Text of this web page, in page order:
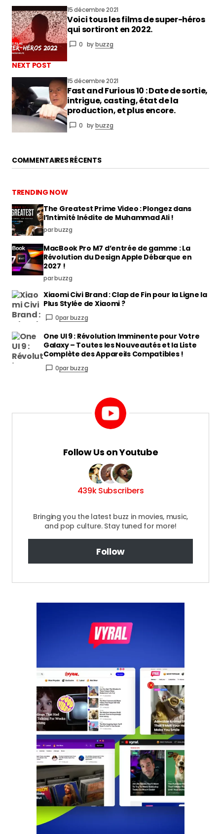
vous connecter
15 décembre 2021
Voici tous les films de super-héros
qui sortiront en 2022.
0 bybuzzg
NEXT POST
15 décembre 2021
Fast and Furious 10 : Date de sortie,
intrigue, casting, état de la
production, et plus encore.
0 bybuzzg
COMMENTAIRES RÉCENTS
TRENDING NOW
The Greatest Prime Video : Plongez dans
l’Intimité Inédite de Muhammad Ali !
par buzzg
MacBook Pro M7 d’entrée de gamme : La
Révolution du Design Apple Débarque en
2027 !
par buzzg
Xiaomi Civi Brand : Clap de Fin pour la Ligne la
Plus Stylée de Xiaomi ?
0par buzzg
One UI 9 : Révolution Imminente pour Votre
Galaxy – Toutes les Nouveautés et la Liste
Complète des Appareils Compatibles !
0par buzzg
Follow Us on Youtube
439k Subscribers
Bringing you the latest buzz in movies, music,
and pop culture. Stay tuned for more!
Follow